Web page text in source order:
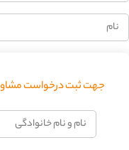
جهت ثبت درخواست مشاوره
نام
و